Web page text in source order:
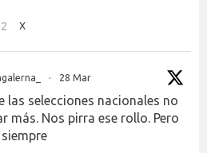
X
· 28 Mar
las selecciones nacionales no
más. Nos pirra ese rollo. Pero